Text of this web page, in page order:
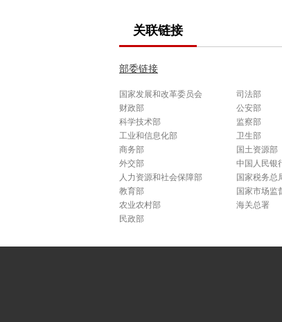
关联链接
部委链接
国家发展和改革委员会
财政部
科学技术部
工业和信息化部
商务部
外交部
人力资源和社会保障部
教育部
农业农村部
民政部
司法部
公安部
监察部
卫生部
国土资源部
中国人民银
国家税务总
国家市场监
海关总署